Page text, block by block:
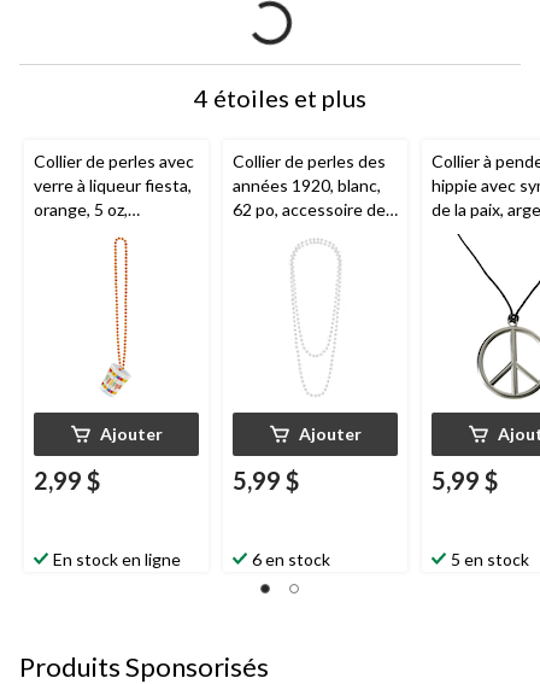
4 étoiles et plus
Collier de perles avec
verre à liqueur fiesta,
orange, 5 oz,
accessoire de
costume prêt-à-
porter pour
l'Halloween
Ajouter
2,99 $
En stock en ligne
Collier de perles des
années 1920, blanc,
62 po, accessoire de
costume à porter
pour l'Halloween
Ajouter
5,99 $
6 en stock
Collier à
hippie avec
de la paix,
po,
costume à
pour
5,99 $
5 en stock
Produits Sponsorisés